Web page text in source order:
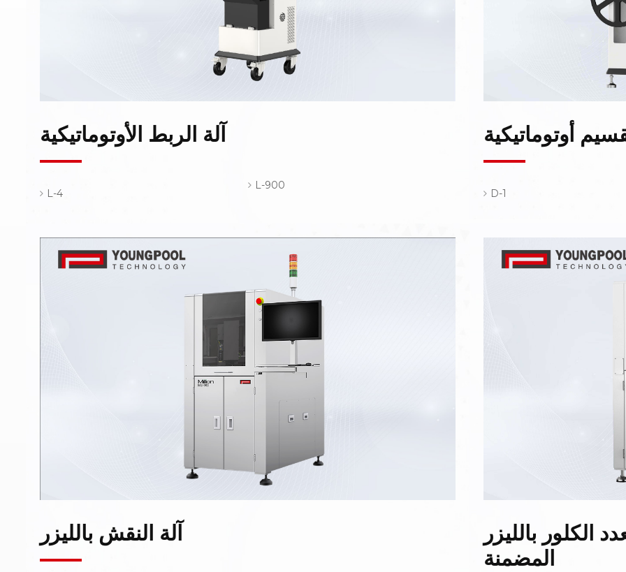
آلة الربط الأوتوماتيكية
L-4
L-900
أوتوماتيكية
D-1
آلة النقش بالليزر
الكلور بالليزر
المضمنة